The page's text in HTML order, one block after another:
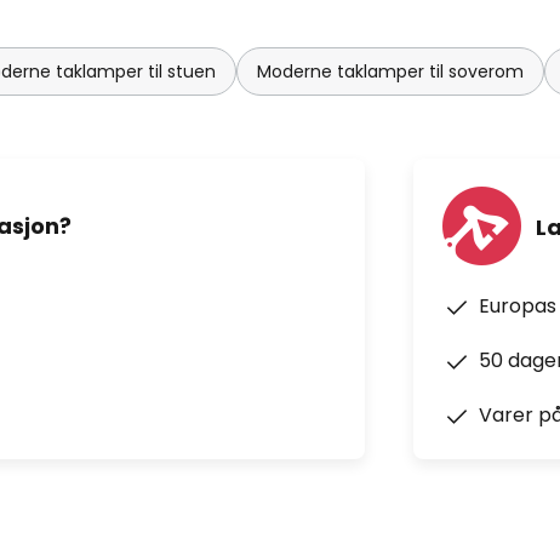
taklamper til stuen Moderne taklamper til soverom
50
Varer